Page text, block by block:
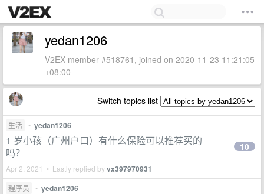
yedan1206
V2EX member #518761, joined on 2020-11-23 11:21:05
+08:00
Switch topics list
生活 • yedan1206
1 岁小孩（广州户口）有什么保险可以推荐买的
吗？
Apr 2, 2021 • Lastly replied byvx397970931
10
程序员 • yedan1206